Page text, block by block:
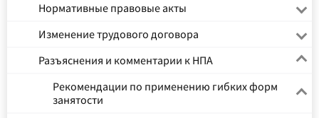
Нормативные правовые акты
Изменение трудового договора
Разъяснения и комментарии к НПА
Рекомендации по применению гибких форм
занятости